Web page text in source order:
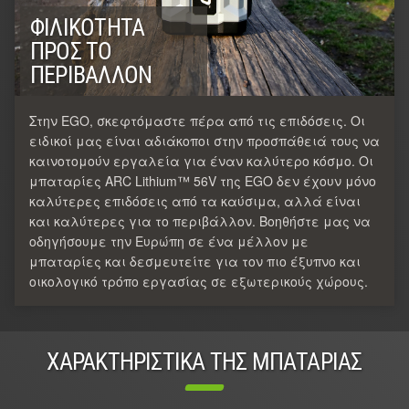
ΦΙΛΙΚΌΤΗΤΑ
ΠΡΟΣ ΤΟ
ΠΕΡΙΒΆΛΛΟΝ
Στην EGO, σκεφτόμαστε πέρα από τις επιδόσεις. Οι
ειδικοί μας είναι αδιάκοποι στην προσπάθειά τους να
καινοτομούν εργαλεία για έναν καλύτερο κόσμο. Οι
μπαταρίες ARC Lithium™ 56V της EGO δεν έχουν μόνο
καλύτερες επιδόσεις από τα καύσιμα, αλλά είναι
και καλύτερες για το περιβάλλον. Βοηθήστε μας να
οδηγήσουμε την Ευρώπη σε ένα μέλλον με
μπαταρίες και δεσμευτείτε για τον πιο έξυπνο και
οικολογικό τρόπο εργασίας σε εξωτερικούς χώρους.
ΧΑΡΑΚΤΗΡΙΣΤΙΚΑ ΤΗΣ ΜΠΑΤΑΡΙΑΣ